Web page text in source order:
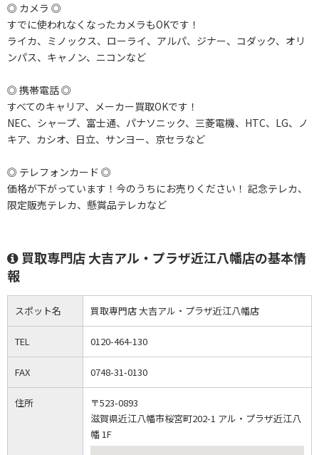
◎ カメラ ◎
すでに使われなくなったカメラもOKです！
ライカ、ミノックス、ローライ、アルパ、ジナー、コダック、オリ
ンパス、キャノン、ニコンなど
◎ 携帯電話 ◎
すべてのキャリア、メーカー買取OKです！
NEC、シャープ、富士通、パナソニック、三菱電機、HTC、LG、ノ
キア、カシオ、日立、サンヨー、京セラなど
◎ テレフォンカード ◎
価格が下がっています！今のうちにお売りください！ 記念テレカ、
限定販売テレカ、懸賞品テレカなど
買取専門店 大吉アル・プラザ近江八幡店の基本情
報
スポット名 買取専門店 大吉アル・プラザ近江八幡店
TEL 0120-464-130
FAX 0748-31-0130
住所
〒523-0893
滋賀県近江八幡市桜宮町202-1 アル・プラザ近江八
幡 1F